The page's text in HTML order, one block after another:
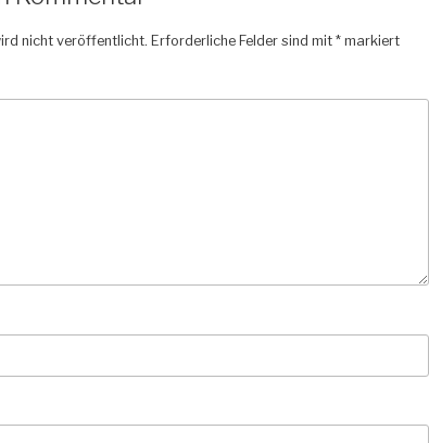
nicht veröffentlicht. Erforderliche Felder sind mit* markiert